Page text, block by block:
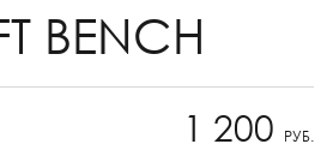
BENCH
1 200 РУБ.